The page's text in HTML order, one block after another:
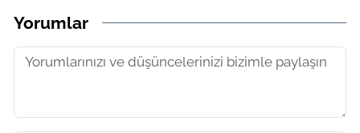
Yorumlar